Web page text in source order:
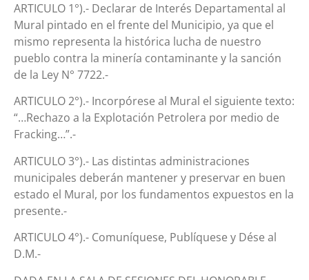
ARTICULO 1°).- Declarar de Interés Departamental al
Mural pintado en el frente del Municipio, ya que el
mismo representa la histórica lucha de nuestro
pueblo contra la minería contaminante y la sanción
de la Ley N° 7722.-
ARTICULO 2°).- Incorpórese al Mural el siguiente texto:
“…Rechazo a la Explotación Petrolera por medio de
Fracking…”.-
ARTICULO 3°).- Las distintas administraciones
municipales deberán mantener y preservar en buen
estado el Mural, por los fundamentos expuestos en la
presente.-
ARTICULO 4°).- Comuníquese, Publíquese y Dése al
D.M.-